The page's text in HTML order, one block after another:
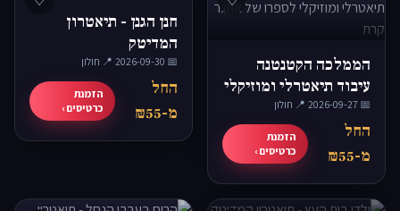
הממלכה הקטנטנה
עיבוד תיאטרלי ומוזיקלי
לספרו של אתגר קרת
📅 2026-09-27
·📍 חולון
החל
מ-₪55
הזמנת
כרטיסים ›
חנן הגנן - תיאטרון
המדיטק
📅 2026-09-30
·📍 חולון
החל
מ-₪55
הזמנת
כרטיסים ›